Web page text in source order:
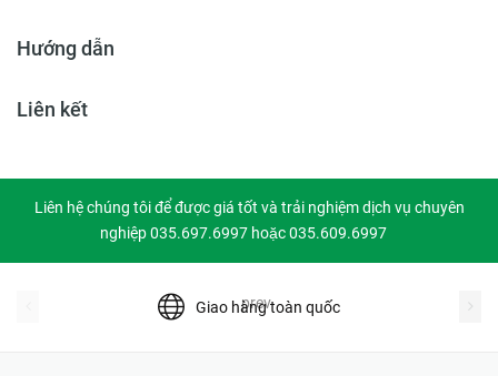
Hướng dẫn
Liên kết
Liên hệ chúng tôi để được giá tốt và trải nghiệm dịch vụ chuyên
nghiệp 035.697.6997 hoặc 035.609.6997
Giao hàng toàn quốc
prev